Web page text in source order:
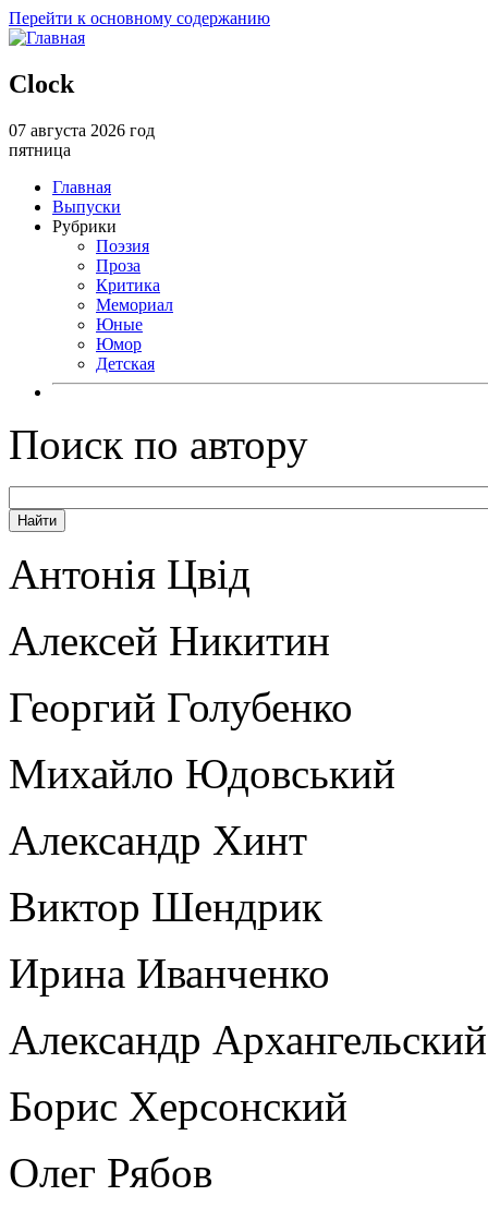
Перейти к основному содержанию
Clock
07 августа 2026 год
пятница
Главная
Выпуски
Рубрики
Поэзия
Проза
Критика
Мемориал
Юные
Юмор
Детская
Поиск по автору
Антонія Цвід
Алексей Никитин
Георгий Голубенко
Михайло Юдовський
Александр Хинт
Виктор Шендрик
Ирина Иванченко
Александр Архангельский
Борис Херсонский
Олег Рябов